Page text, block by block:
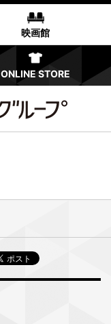
映画館
ONLINE STORE